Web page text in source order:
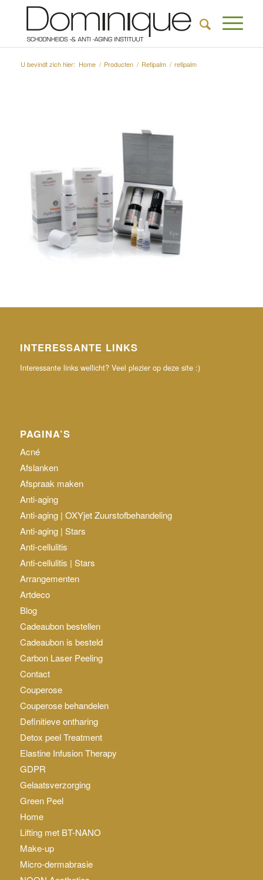
U bevindt zich hier: Home / Producten / Retipalm / retipalm
INTERESSANTE LINKS
Interessante links wellicht? Veel plezier op deze site :)
PAGINA’S
Acné
Afslanken
Afspraak maken
Anti-aging
Anti-aging | OXYjet Zuurstofbehandeling
Anti-aging | Stars
Anti-cellulitis
Anti-cellulitis | Stars
Arrangementen
Artdeco
Blog
Cadeaubon bestellen
Cadeaubon is besteld
Carbon Laser Peeling
Contact
Couperose
Couperose behandelen
Definitieve ontharing
Detox peel Treatment
Elastine Infusion Therapy
GDPR
Gelaatsverzorging
Green Peel
Home
Lifting met BT-NANO
Make-up
Micro-dermabrasie